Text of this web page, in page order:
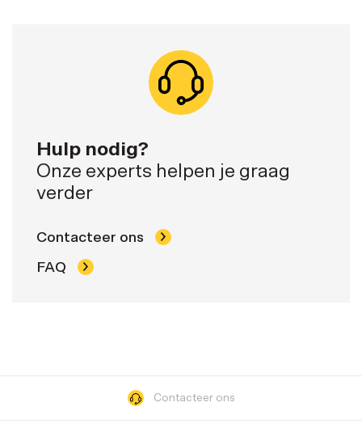
Hulp nodig?
Onze experts helpen je graag
verder
Contacteer ons
FAQ
Contacteer ons